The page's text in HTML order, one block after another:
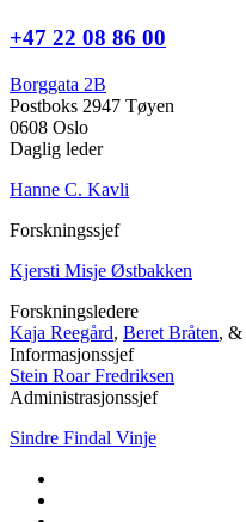
+47 22 08 86 00
Borggata 2B
Postboks 2947 Tøyen
0608 Oslo
Daglig leder
Hanne C. Kavli
Forskningssjef
Kjersti Misje Østbakken
Forskningsledere
Kaja Reegård, Beret Bråten, &
Informasjonssjef
Stein Roar Fredriksen
Administrasjonssjef
Sindre Findal Vinje